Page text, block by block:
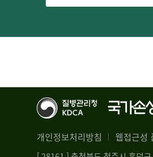
개인정보처리방침 웹접근성